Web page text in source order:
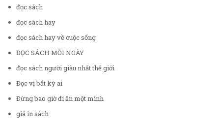
đọc sách
đọc sách hay
đọc sách hay về cuộc sống
ĐỌC SÁCH MỖI NGÀY
đọc sách người giàu nhất thế giới
Đọc vị bất kỳ ai
Đừng bao giờ đi ăn một mình
giá in sách